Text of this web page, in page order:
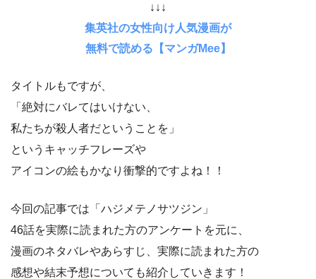
↓↓↓
集英社の女性向け人気漫画が
無料で読める【マンガMee】
タイトルもですが、
「絶対にバレてはいけない、
私たちが殺人者だということを」
というキャッチフレーズや
アイコンの絵もかなり衝撃的ですよね！！
今回の記事では「ハジメテノサツジン」
46話を実際に読まれた方のアンケートを元に、
漫画のネタバレやあらすじ、実際に読まれた方の
感想や結末予想についても紹介していきます！